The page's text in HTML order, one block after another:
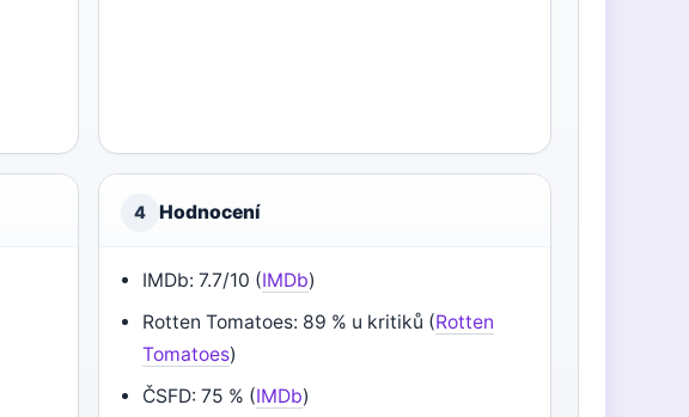
4 Hodnocení
IMDb: 7.7/10 (IMDb)
Rotten Tomatoes: 89 % u kritiků (Rotten
Tomatoes)
ČSFD: 75 % (IMDb)